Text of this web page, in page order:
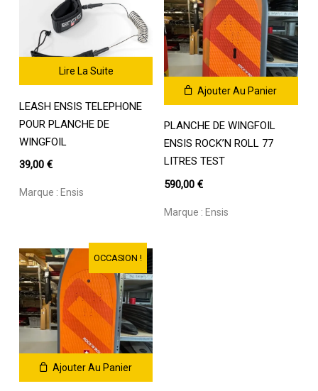
produit
la
page
du
produit
Lire La Suite
LEASH ENSIS TELEPHONE
POUR PLANCHE DE
WINGFOIL
39,00 €
Marque : Ensis
Ajouter Au Panier
PLANCHE DE WINGFOIL
ENSIS ROCK’N ROLL 77
LITRES TEST
590,00€
Marque : Ensis
OCCASION !
Ajouter Au Panier